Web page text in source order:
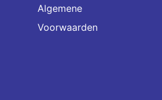
Algemene
Voorwaarden